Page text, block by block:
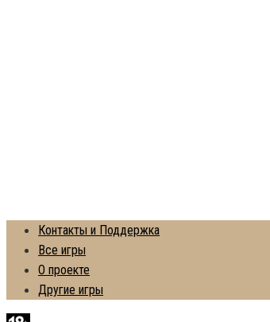
Контакты и Поддержка
Все игры
О проекте
Другие игры